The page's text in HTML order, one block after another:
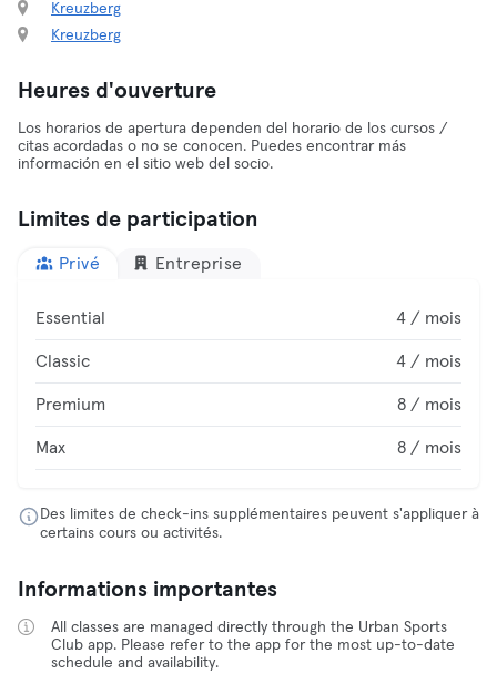
Kreuzberg
Kreuzberg
Heures d'ouverture
Los horarios de apertura dependen del horario de los cursos /
citas acordadas o no se conocen. Puedes encontrar más
información en el sitio web del socio.
Limites de participation
Privé Entreprise
Essential 4 / mois
Classic 4 / mois
Premium 8 / mois
Max 8 / mois
Des limites de check-ins supplémentaires peuvent s'appliquer à
certains cours ou activités.
Informations importantes
All classes are managed directly through the Urban Sports
Club app. Please refer to the app for the most up-to-date
schedule and availability.